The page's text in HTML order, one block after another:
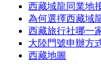
西藏域龍同業地
為何選擇西藏域
西藏旅行社哪一
大陸門號申辦方
西藏地圖